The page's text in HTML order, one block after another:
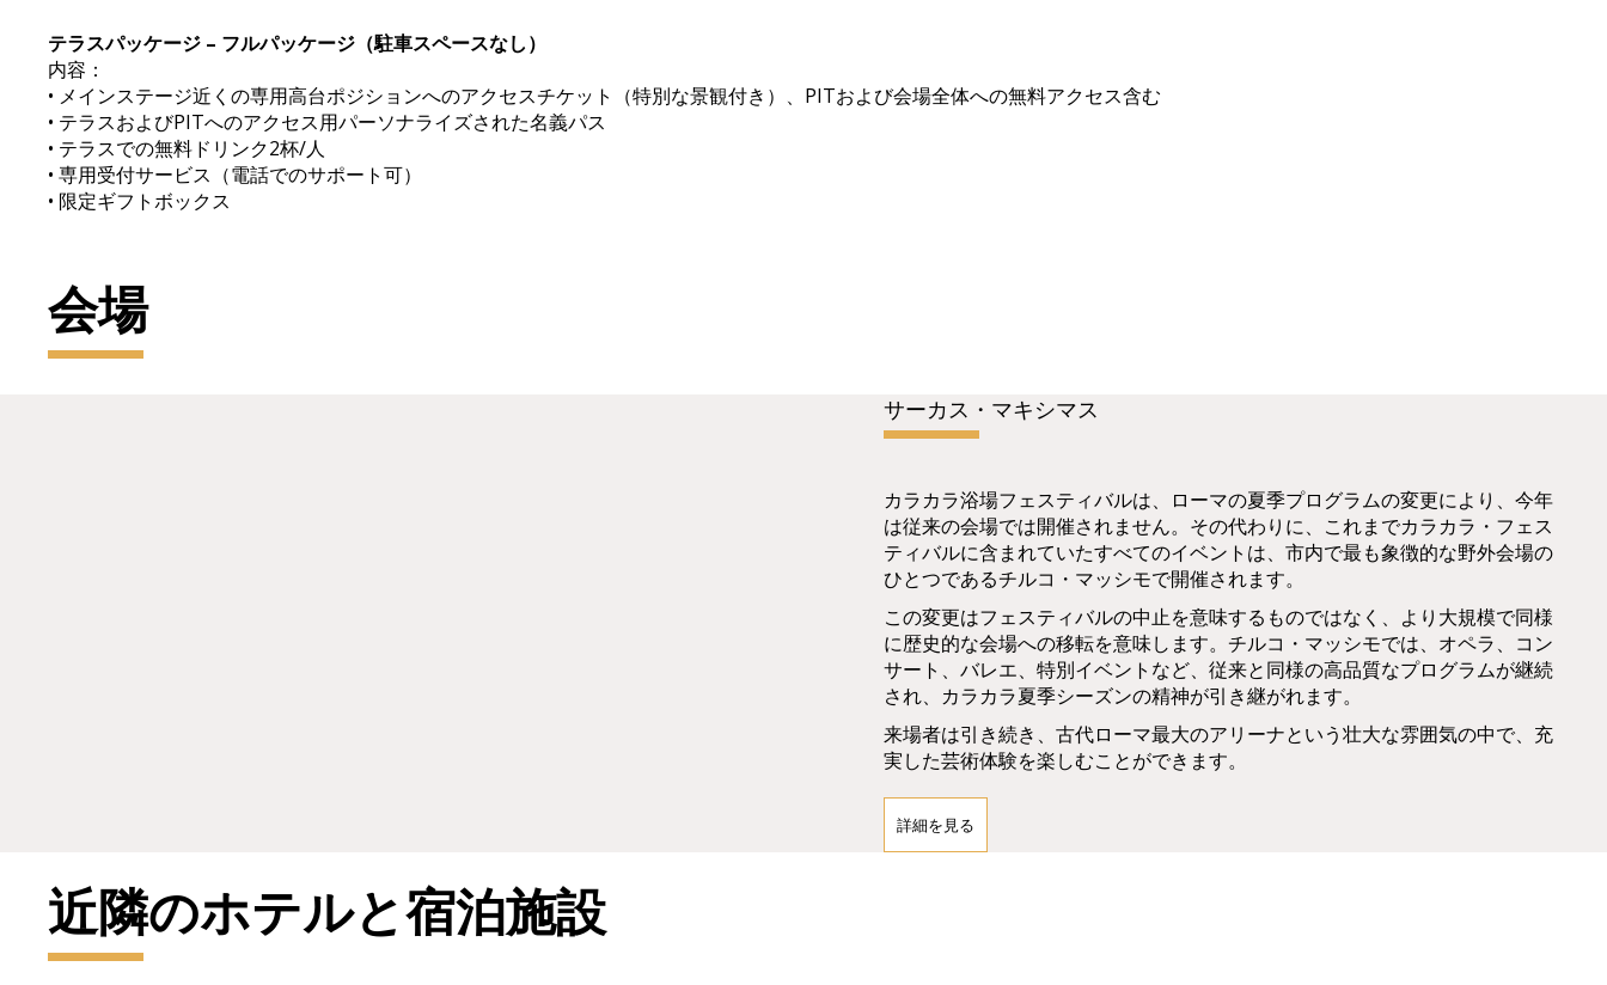
テラスパッケージ – フルパッケージ（駐車スペースなし）
内容：
• メインステージ近くの専用高台ポジションへのアクセスチケット（特別な景観付き）、PITおよび会場全体への無料アクセス含む
• テラスおよびPITへのアクセス用パーソナライズされた名義パス
• テラスでの無料ドリンク2杯/人
• 専用受付サービス（電話でのサポート可）
• 限定ギフトボックス
会場
サーカス・マキシマス
カラカラ浴場フェスティバルは、ローマの夏季プログラムの変更により、今年
は従来の会場では開催されません。その代わりに、これまでカラカラ・フェス
ティバルに含まれていたすべてのイベントは、市内で最も象徴的な野外会場の
ひとつであるチルコ・マッシモで開催されます。
この変更はフェスティバルの中止を意味するものではなく、より大規模で同様
に歴史的な会場への移転を意味します。チルコ・マッシモでは、オペラ、コン
サート、バレエ、特別イベントなど、従来と同様の高品質なプログラムが継続
され、カラカラ夏季シーズンの精神が引き継がれます。
来場者は引き続き、古代ローマ最大のアリーナという壮大な雰囲気の中で、充
実した芸術体験を楽しむことができます。
詳細を見る
近隣のホテ​​ルと宿泊施設